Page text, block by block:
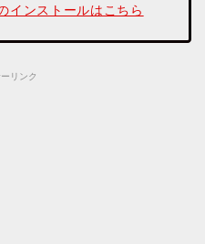
インストールはこちら
リンク